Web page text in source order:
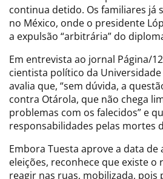
continua detido. Os familiares já
no México, onde o presidente
a expulsão “arbitrária” do
Em entrevista ao jornal Página/
cientista político da
avalia que, “sem dúvida, a
contra Otárola, que não chega
problemas com os falecidos” e
responsabilidades pelas mortes
Embora Tuesta aprove a data de
eleições, reconhece que existe o
reagir nas ruas, mobilizada, pois